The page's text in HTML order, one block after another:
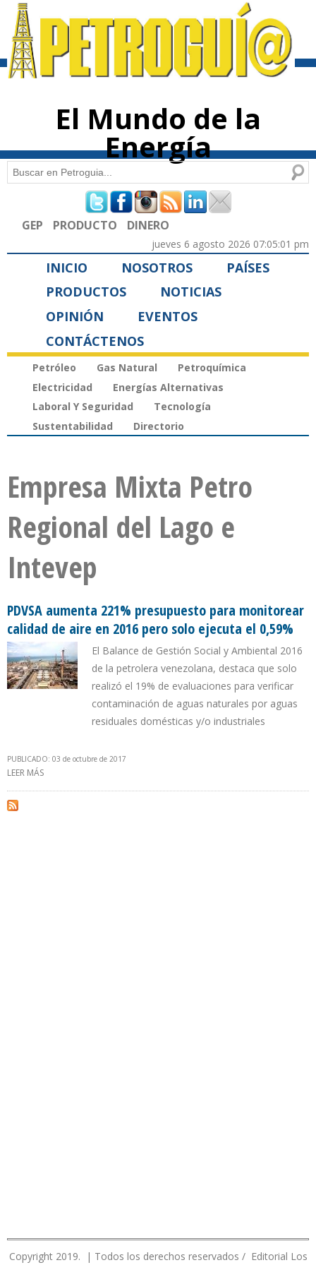
contenido
El Mundo de la
Energía
Formulario de búsqueda
Buscar
GEP PRODUCTO DINERO
jueves 6 agosto 2026 07:05:01 pm
INICIO NOSOTROS
PAÍSES
PRODUCTOS
NOTICIAS
OPINIÓN
EVENTOS
CONTÁCTENOS
Petróleo Gas Natural
Petroquímica
Electricidad
Energías Alternativas
Laboral Y Seguridad
Tecnología
Sustentabilidad
Directorio
Empresa Mixta Petro
Regional del Lago e
Intevep
PDVSA aumenta 221% presupuesto para monitorear
calidad de aire en 2016 pero solo ejecuta el 0,59%
El Balance de Gestión Social y Ambiental 2016
de la petrolera venezolana, destaca que solo
realizó el 19% de evaluaciones para verificar
contaminación de aguas naturales por aguas
residuales domésticas y/o industriales
PUBLICADO: 03 de octubre de 2017
LEER MÁS
Copyright 2019. | Todos los derechos reservados / Editorial Los